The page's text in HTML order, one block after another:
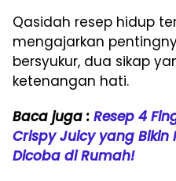
Qasidah resep hidup
mengajarkan
bersyukur, dua sikap
ketenangan hati.
Baca juga : Resep 4
Crispy Juicy yang
Dicoba di Rumah!